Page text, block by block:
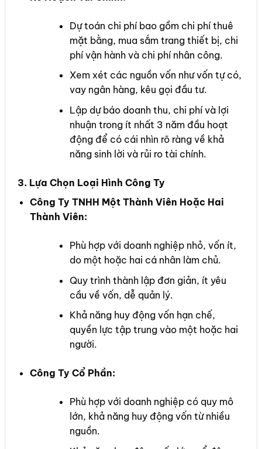
Dự toán chi phí bao gồm chi phí thuê
mặt bằng, mua sắm trang thiết bị, chi
phí vận hành và chi phí nhân công.
Xem xét các nguồn vốn như vốn tự có,
vay ngân hàng, kêu gọi đầu tư.
Lập dự báo doanh thu, chi phí và lợi
nhuận trong ít nhất 3 năm đầu hoạt
động để có cái nhìn rõ ràng về khả
năng sinh lời và rủi ro tài chính.
3. Lựa Chọn Loại Hình Công Ty
Công Ty TNHH Một Thành Viên Hoặc Hai
Thành Viên:
Phù hợp với doanh nghiệp nhỏ, vốn ít,
do một hoặc hai cá nhân làm chủ.
Quy trình thành lập đơn giản, ít yêu
cầu về vốn, dễ quản lý.
Khả năng huy động vốn hạn chế,
quyền lực tập trung vào một hoặc hai
người.
Công Ty Cổ Phần:
Phù hợp với doanh nghiệp có quy mô
lớn, khả năng huy động vốn từ nhiều
nguồn.